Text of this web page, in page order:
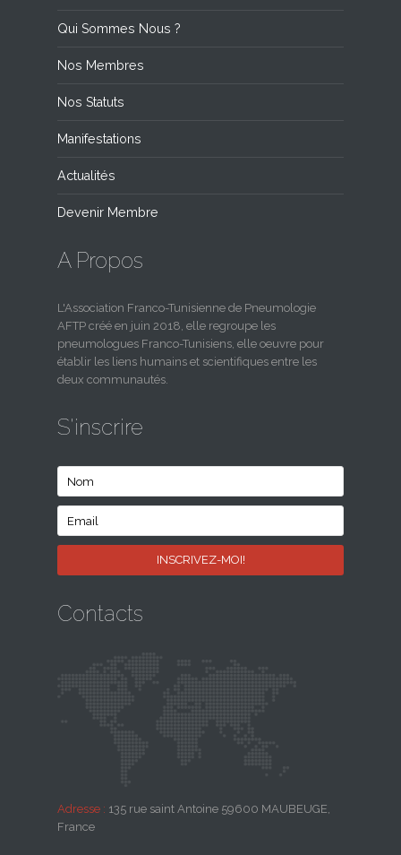
Qui Sommes Nous ?
Nos Membres
Nos Statuts
Manifestations
Actualités
Devenir Membre
A Propos
L'Association Franco-Tunisienne de Pneumologie
AFTP créé en juin 2018, elle regroupe les
pneumologues Franco-Tunisiens, elle oeuvre pour
établir les liens humains et scientifiques entre les
deux communautés.
S'inscrire
Contacts
Adresse : 135 rue saint Antoine 59600 MAUBEUGE,
France